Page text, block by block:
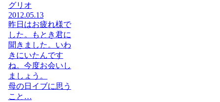
グリオ
2012.05.13
昨日はお疲れ様で
した。もとき君に
聞きました。いわ
きにいたんです
ね。今度お会いし
ましょう。
母の日イブに思う
こと…